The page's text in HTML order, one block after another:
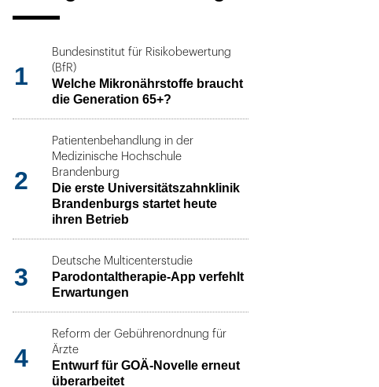
1
Bundesinstitut für Risikobewertung
(BfR)
Welche Mikronährstoffe braucht
die Generation 65+?
2
Patientenbehandlung in der
Medizinische Hochschule
Brandenburg
Die erste Universitätszahnklinik
Brandenburgs startet heute
ihren Betrieb
3
Deutsche Multicenterstudie
Parodontaltherapie-App verfehlt
Erwartungen
4
Reform der Gebührenordnung für
Ärzte
Entwurf für GOÄ-Novelle erneut
überarbeitet